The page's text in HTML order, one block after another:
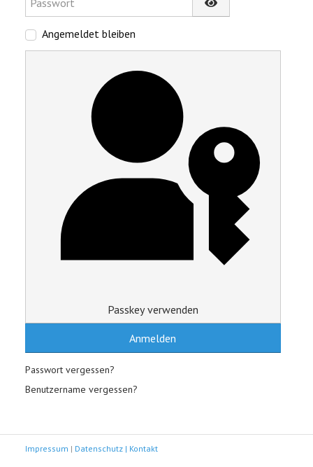
Passwort anzeigen
Angemeldet bleiben
Passkey verwenden
Anmelden
Passwort vergessen?
Benutzername vergessen?
Impressum | Datenschutz | Kontakt